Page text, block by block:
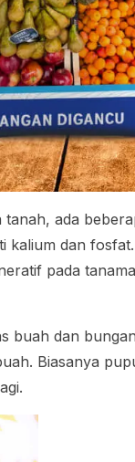
ada
dan
pada
buah dan
Biasanya